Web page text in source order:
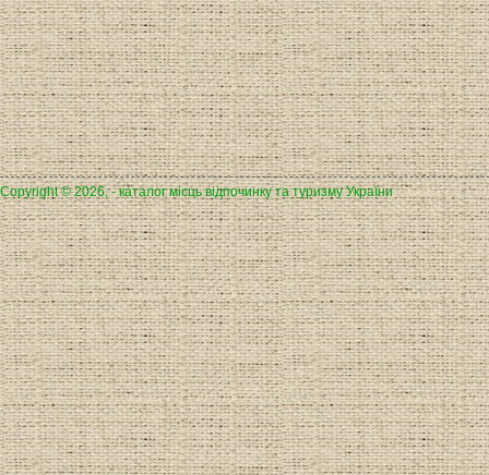
Copyright © 2026, - каталог місць відпочинку та туризму України